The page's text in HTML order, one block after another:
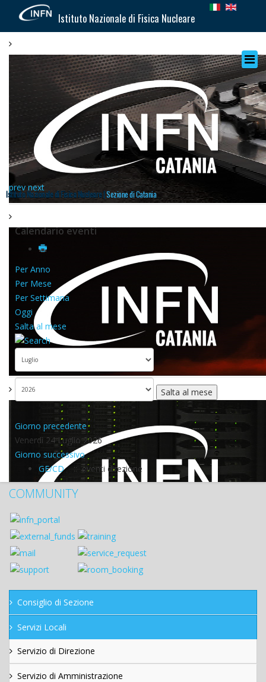
Istituto Nazionale di Fisica Nucleare
prev next
Istituto Nazionale di Fisica Nucleare |Sezione di Catania
Calendario eventi
Per Anno
Per Mese
Per Settimana
Oggi
Salta al mese
Salta al mese
Giorno precedente
Venerdì 24 Luglio 2026
Giorno successivo
GE/CD :: eventi direzione
COMMUNITY
Consiglio di Sezione
Servizi Locali
Servizio di Direzione
Servizio di Amministrazione